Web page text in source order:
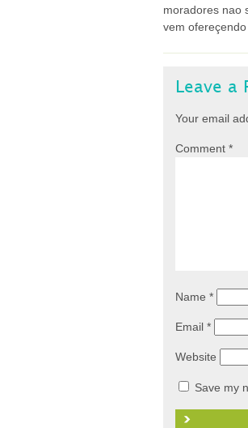
moradores nao
vem
Leave a
Your email
Comment *
Name *
Email *
Website
Save my